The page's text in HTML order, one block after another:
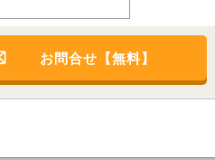
お問合せ【無料】